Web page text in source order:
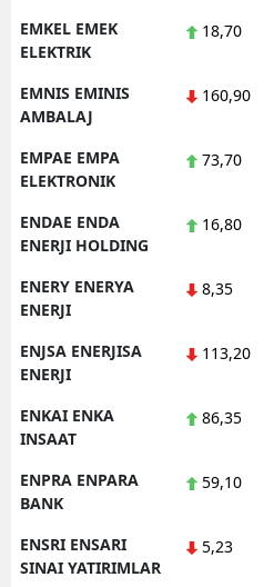
EMKEL EMEK
ELEKTRIK
18,70
EMNIS EMINIS
AMBALAJ
160,90
EMPAE EMPA
ELEKTRONIK
73,70
ENDAE ENDA
ENERJI HOLDING
16,80
ENERY ENERYA
ENERJI
8,35
ENJSA ENERJISA
ENERJI
113,20
ENKAI ENKA
INSAAT
86,35
ENPRA ENPARA
BANK
59,10
ENSRI ENSARI
SINAI YATIRIMLAR
5,23